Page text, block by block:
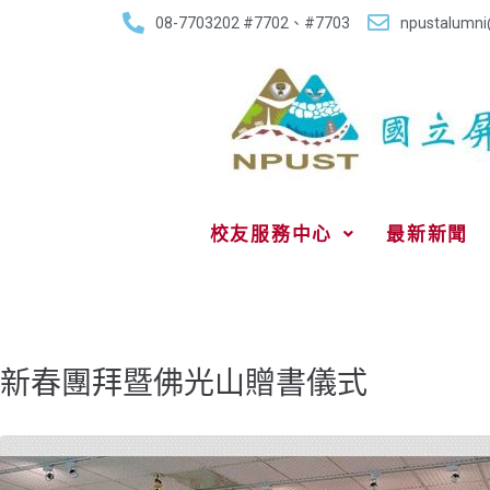
08-7703202 #7702、#7703
校友服務中心 最新新聞
新春團拜暨佛光山贈書儀式